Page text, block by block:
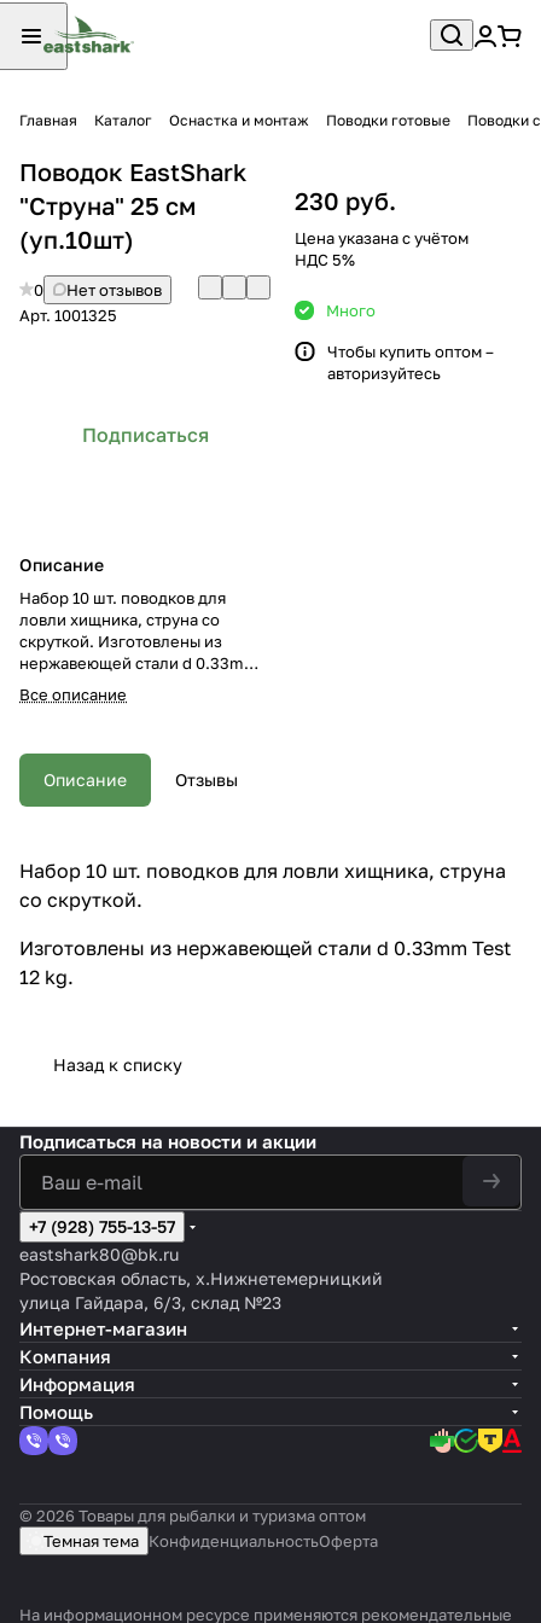
Главная Каталог Оснастка и монтаж Поводки готовые Поводки
Поводок EastShark
"Струна" 25 см
(уп.10шт)
0
Нет отзывов
Арт. 1001325
Подписаться
Описание
Набор 10 шт. поводков для
ловли хищника, струна со
скруткой. Изготовлены из
нержавеющей стали d 0.33mm
Test 12 kg.
Все описание
230 руб.
Цена указана с учётом
НДС 5%
Много
Чтобы купить оптом –
авторизуйтесь
Описание Отзывы
Набор 10 шт. поводков для ловли хищника, струна
со скруткой.
Изготовлены из нержавеющей стали d 0.33mm Test
12 kg.
Назад к списку
Подписаться на новости и акции
+7 (928) 755-13-57
eastshark80@bk.ru
Ростовская область, х.Нижнетемерницкий
улица Гайдара, 6/3, склад №23
Интернет-магазин
Компания
Информация
Помощь
© 2026 Товары для рыбалки и туризма оптом
Темная тема КонфиденциальностьОферта
На информационном ресурсе применяются рекомендательные